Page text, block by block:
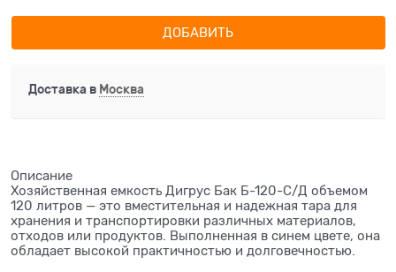
ДОБАВИТЬ
Доставка в Москва
Описание
Хозяйственная емкость Дигрус Бак Б-120-С/Д объемом
120 литров — это вместительная и надежная тара для
хранения и транспортировки различных материалов,
отходов или продуктов. Выполненная в синем цвете, она
обладает высокой практичностью и долговечностью.